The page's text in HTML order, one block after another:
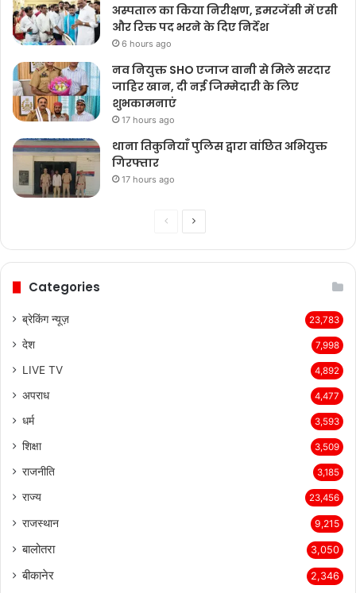
अस्पताल का किया निरीक्षण, इमरजेंसी में एसी
और रिक्त पद भरने के दिए निर्देश
6 hours ago
नव नियुक्त SHO एजाज वानी से मिले सरदार
जाहिर खान, दी नई जिम्मेदारी के लिए
शुभकामनाएं
17 hours ago
थाना तिकुनियाँ पुलिस द्वारा वांछित अभियुक्त
गिरफ्तार
17 hours ago
PreviousNext
Categories
ब्रेकिंग न्यूज़ 23,783
देश 7,998
LIVE TV 4,892
अपराध 4,477
धर्म 3,593
शिक्षा 3,509
राजनीति 3,185
राज्य 23,456
राजस्थान 9,215
बालोतरा 3,050
बीकानेर 2,346